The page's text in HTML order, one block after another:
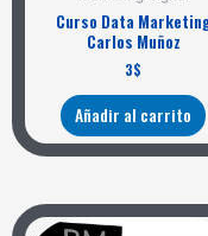
Curso Data
Carlos Muñoz
3$
Añadir al carrito